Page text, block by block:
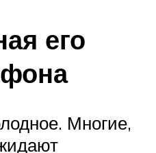
его
Многие,